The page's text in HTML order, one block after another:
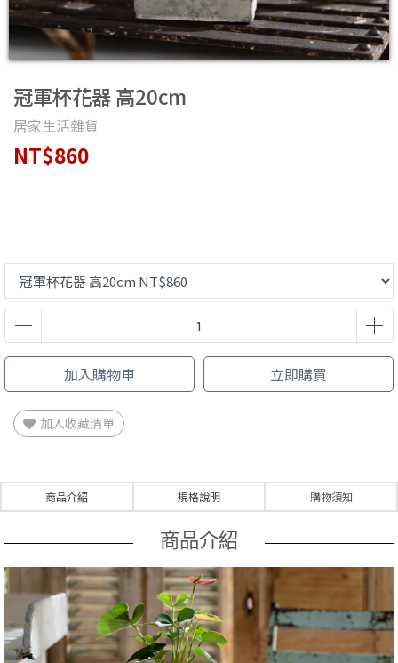
冠軍杯花器 高20cm
居家生活雜貨
NT$860
加入購物車 立即購買
加入收藏清單
商品介紹 規格說明 購物須知
商品介紹